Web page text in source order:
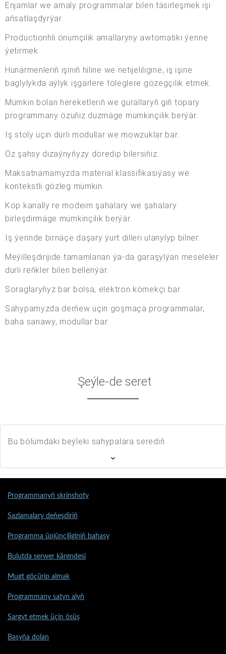
Enjamlar we amaly programmalar bilen täsirleşmek işi
aňsatlaşdyrýar.
Productionhli önümçilik amallaryny awtomatiki ýerine
ýetirmek.
Hünärmenleriň işiniň hiline we netijeliligine, iş işine
baglylykda aýlyk işgärlere töleglere gözegçilik etmek.
Mümkin bolan hereketleriň we gurallaryň giň topary
programmany özüňiz düzmäge mümkinçilik berýär.
Iş stoly üçin dürli modullar we mowzuklar bar.
Öz şahsy dizaýnyňyzy döredip bilersiňiz.
Maksatnamamyzda material klassifikasiýasy we
kontekstli gözleg mümkin.
Köp kanally re modeim şahalary we şahalary
birleşdirmäge mümkinçilik berýär.
Iş ýerinde birnäçe daşary ýurt dilleri ulanylyp bilner.
Meýilleşdirijide tamamlanan ýa-da garaşylýan meseleler
dürli reňkler bilen bellenýär.
Soraglaryňyz bar bolsa, elektron kömekçi bar.
Sahypamyzda derňew üçin goşmaça programmalar,
baha sanawy, modullar bar.
Şeýle-de seret
Bu bölümdäki beýleki sahypalara serediň
Programmanyň skrinshoty
Sazlamalary deňeşdiriň
Programma üpjünçiliginiň bahasy
Bulutda serwer kärendesi
Mugt göçürip almak
Programmany satyn alyň
Sargyt etmek üçin ösüş
Başyňa dolan